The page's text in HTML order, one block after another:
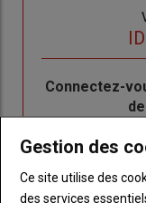
Body
Connectez-
Lien
un
"Réinitialiser
Lien
Gestion des
Ce site utilise des
des services